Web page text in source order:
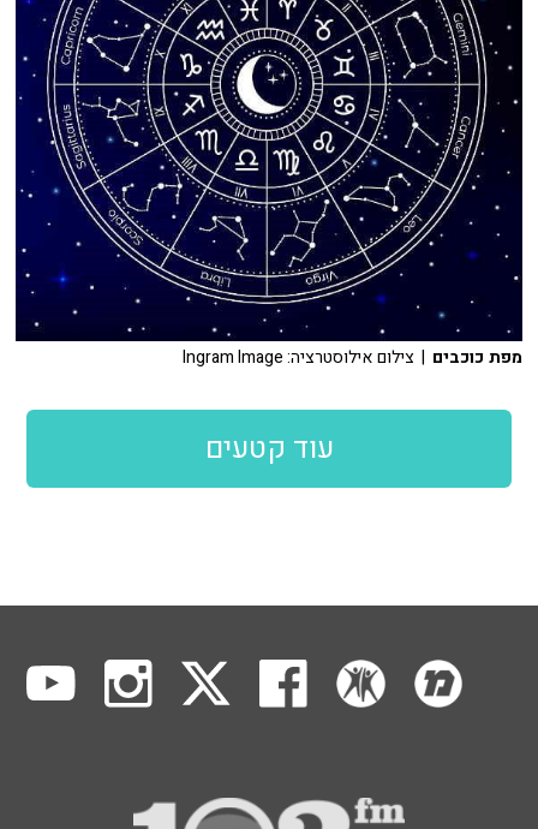
מפת כוכבים | צילום אילוסטרציה: Ingram Image
עוד קטעים